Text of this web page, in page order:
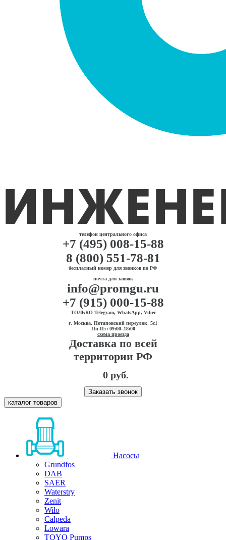
телефон центрального офиса
+7 (495) 008-15-88
8 (800) 551-78-81
бесплатный номер для звонков по РФ
почта для заявок
info@promgu.ru
+7 (915) 000-15-88
ТОЛЬКО Telegram, WhatsApp, Viber
г. Москва, Потаповский переулок, 5с1
Пн-Пт: 09:00–18:00
схема проезда
Доставка по всей
территории РФ
0 руб.
Заказать звонок
каталог товаров
Насосы
Grundfos
DAB
SAER
Waterstry
Zenit
Wilo
Calpeda
Lowara
TOYO Pumps